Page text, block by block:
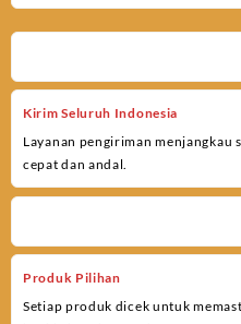
Kirim Seluruh Indonesia
Layanan pengiriman menjangkau
cepat dan andal.
Produk Pilihan
Setiap produk dicek untuk